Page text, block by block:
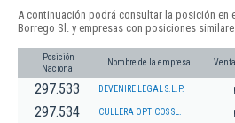
A continuación podrá consultar la posición en
Borrego Sl. y empresas con posiciones
Posición
Nacional
Nombre de la empresa
297.533 DEVENIRE LEGAL S.L.P.
297.534 CULLERA OPTICOS SL.